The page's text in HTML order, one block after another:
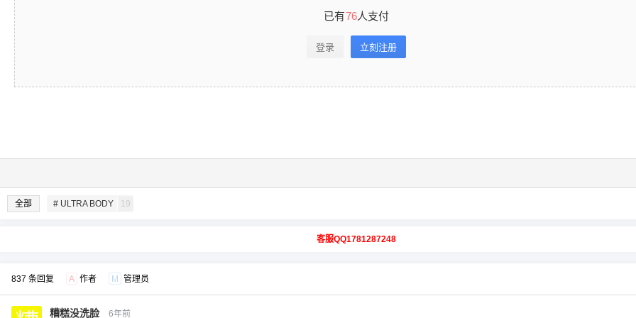
已有76人支付
登录 立刻注册
全部 # ULTRA BODY 19
客服QQ1781287248
837 条回复 A 作者 M 管理员
糟糕没洗脸 6年前